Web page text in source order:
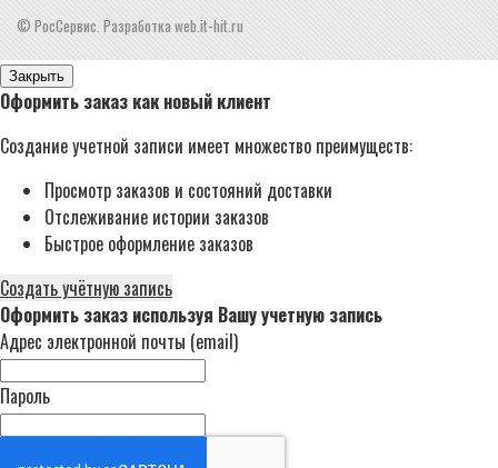
© РосСервис. Разработка web.it-hit.ru
Закрыть
Оформить заказ как новый клиент
Создание учетной записи имеет множество преимуществ:
Просмотр заказов и состояний доставки
Отслеживание истории заказов
Быстрое оформление заказов
Создать учётную запись
Оформить заказ используя Вашу учетную запись
Адрес электронной почты (email)
Пароль